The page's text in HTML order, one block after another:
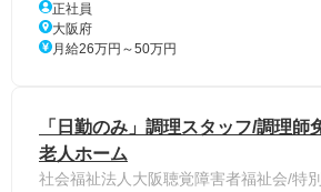
正社員
大阪府
月給26万円～50万円
「日勤のみ」調理スタッフ/調理師
老人ホーム
社会福祉法人大阪聴覚障害者福祉会/特